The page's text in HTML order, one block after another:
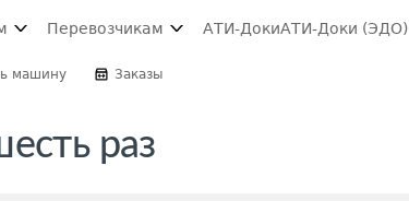
Перевозчикам АТИ-ДокиАТИ-Доки (ЭДО)
машину Заказы
раз